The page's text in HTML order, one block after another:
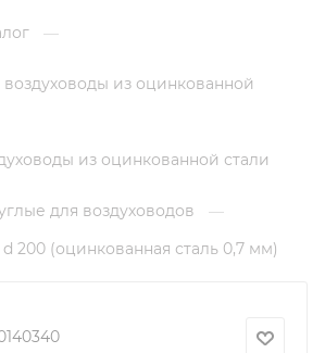
—
из оцинкованной
из оцинкованной стали
для воздуховодов
—
200 (оцинкованная сталь 0,7 мм)